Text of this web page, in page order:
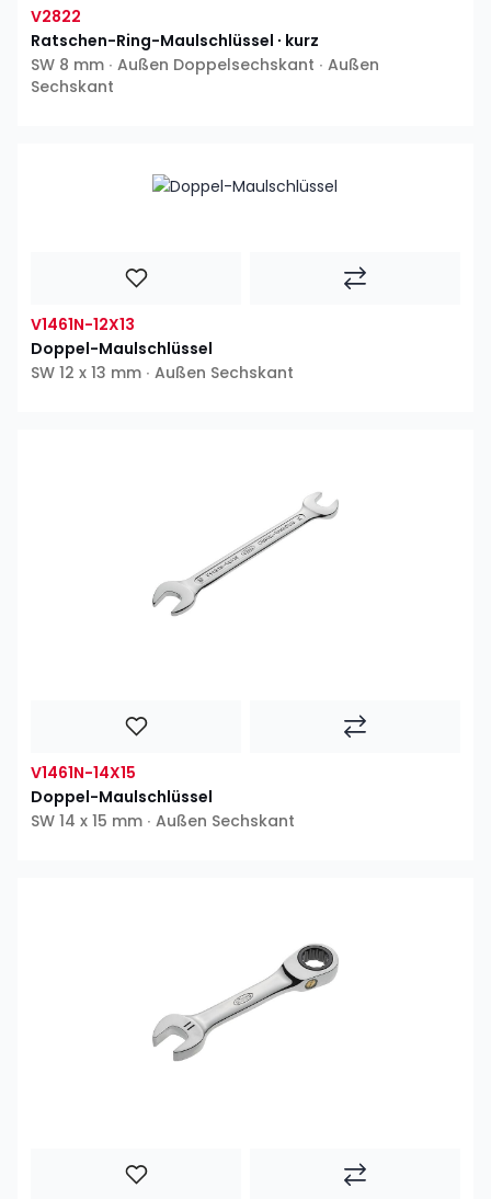
V2822
Ratschen-Ring-Maulschlüssel ∙ kurz
SW 8 mm ∙ Außen Doppelsechskant ∙ Außen
Sechskant
V1461N-12X13
Doppel-Maulschlüssel
SW 12 x 13 mm ∙ Außen Sechskant
V1461N-14X15
Doppel-Maulschlüssel
SW 14 x 15 mm ∙ Außen Sechskant